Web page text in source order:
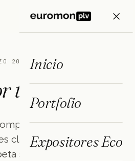
ES FR
Inicio
Portfolio
Expositores Eco
2025 3 MIN DE LECTURA
tipo Cubeta
donde el visual
clave para destacar, el
se ha convertido en un